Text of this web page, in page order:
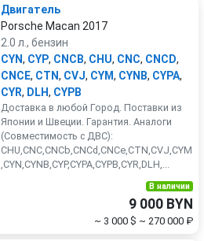
Двигатель
Porsche Macan 2017
2.0 л., бензин
CYN, CYP, CNCB, CHU, CNC, CNCD,
CNCE, CTN, CVJ, CYM, CYNB, CYPA,
CYR, DLH, CYPB
Доставка в любой Город. Поставки из
Японии и Швеции. Гарантия. Аналоги
(Совместимость с ДВС):
CHU,CNC,CNCb,CNCd,CNCe,CTN,CVJ,CYM
,CYN,CYNB,CYP,CYPA,CYPB,CYR,DLH,...
В наличии
9 000 BYN
~ 3 000 $ ~ 270 000 ₽